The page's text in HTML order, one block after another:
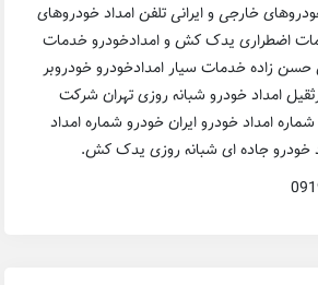
خارجی و ایرانی تلفن امداد خودروهای
اضطراری یدک کش و امدادخودرو خدمات
زاده خدمات سیار امدادخودرو خودروبر
امداد خودرو شبانه روزی تهران شرکت
امداد خودرو ایران خودرو شماره امداد
خودرو جاده ای شبانه روزی یدک کش.